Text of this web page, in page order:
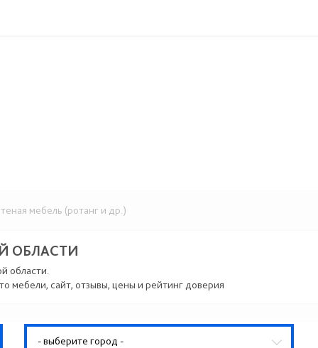
мебель (ротанг и др.)
ОБЛАСТИ
области.
мебели, сайт, отзывы, цены и рейтинг доверия
- выберите город -